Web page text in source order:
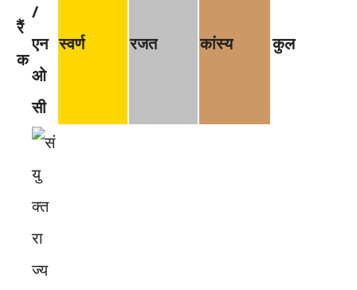
रैं
क
/
एन
ओ
सी
स्वर्ण रजत कांस्य कुल